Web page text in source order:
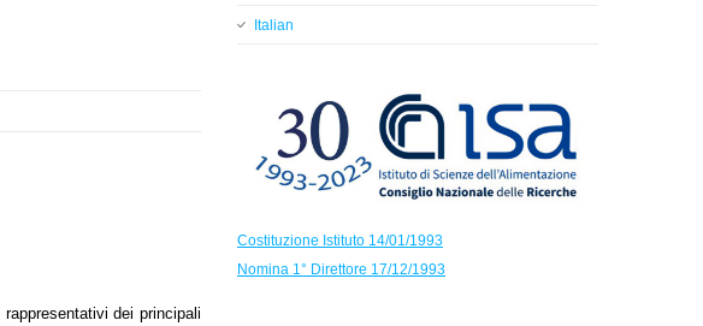
rappresentativi dei principali
Italian
Costituzione Istituto 14/01/1993
Nomina 1° Direttore 17/12/1993